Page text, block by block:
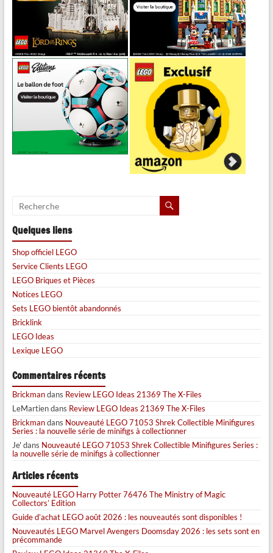
Quelques liens
Shop officiel LEGO
Service Clients LEGO
LEGO Briques et Pièces
Notices LEGO
Sets LEGO bientôt abandonnés
Bricklink
LEGO Ideas
Lexique LEGO
Commentaires récents
Brickmandans Review LEGO Ideas 21369 The X-Files
LeMartiendans Review LEGO Ideas 21369 The X-Files
Brickmandans Nouveauté LEGO 71053 Shrek Collectible Minifigures
Series : la nouvelle série de minifigs à collectionner
Je' dans Nouveauté LEGO 71053 Shrek Collectible Minifigures Series :
la nouvelle série de minifigs à collectionner
Articles récents
Nouveauté LEGO Harry Potter 76476 The Ministry of Magic
Collectors’ Edition
Guide d’achat LEGO août 2026 : les nouveautés sont disponibles !
Nouveautés LEGO Marvel Avengers Doomsday 2026 : les sets sont en
précommande